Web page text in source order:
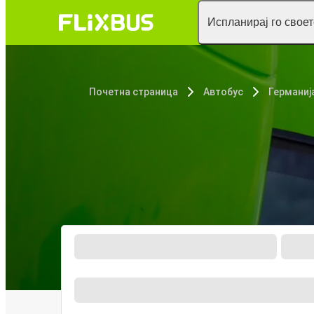
Испланирај го
Почетна страница Автобус